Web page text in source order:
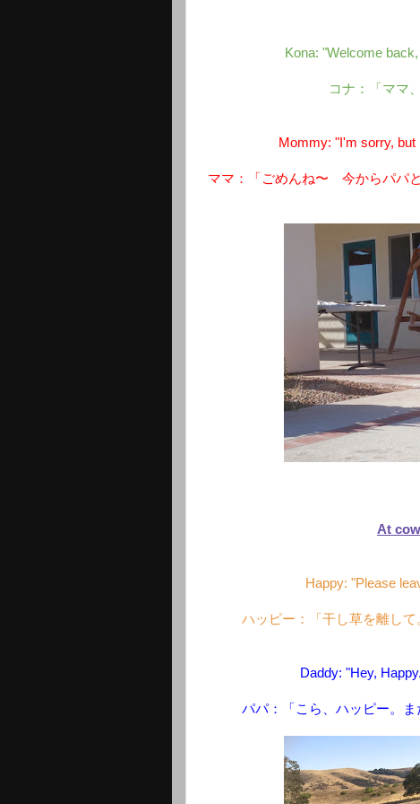
Kona: "Welcome
コナ：「ママ
Mommy: "I'm sorry, but
ママ：「ごめんね〜 今からパパ
At
Happy: "Please
ハッピー：「干し草を離して
Daddy: "Hey,
パパ：「こら、ハッピー。ま